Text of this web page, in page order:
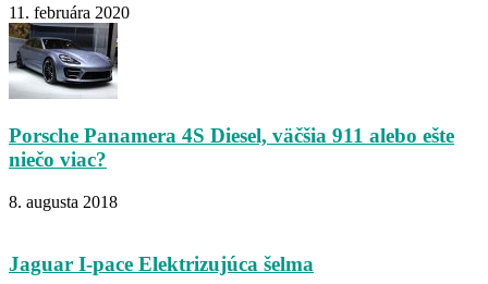
11. februára 2020
Porsche Panamera 4S Diesel, väčšia 911 alebo ešte
niečo viac?
8. augusta 2018
Jaguar I-pace Elektrizujúca šelma